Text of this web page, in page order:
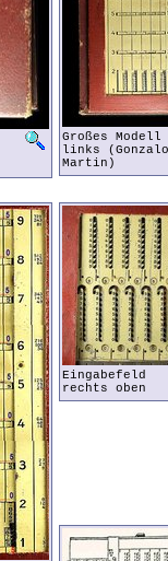
Großes Modell
links (Gonzalo
Martin)
Eingabefeld
rechts oben